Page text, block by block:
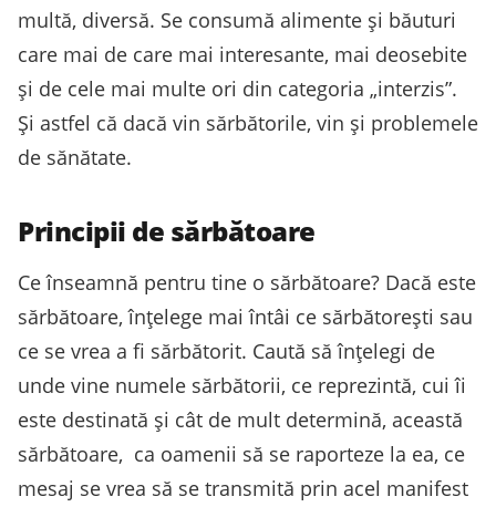
multă, diversă. Se consumă alimente și băuturi
care mai de care mai interesante, mai deosebite
și de cele mai multe ori din categoria „interzis”.
Și astfel că dacă vin sărbătorile, vin și problemele
de sănătate.
Principii de sărbătoare
Ce înseamnă pentru tine o sărbătoare? Dacă este
sărbătoare, înțelege mai întâi ce sărbătorești sau
ce se vrea a fi sărbătorit. Caută să înțelegi de
unde vine numele sărbătorii, ce reprezintă, cui îi
este destinată și cât de mult determină, această
sărbătoare, ca oamenii să se raporteze la ea, ce
mesaj se vrea să se transmită prin acel manifest